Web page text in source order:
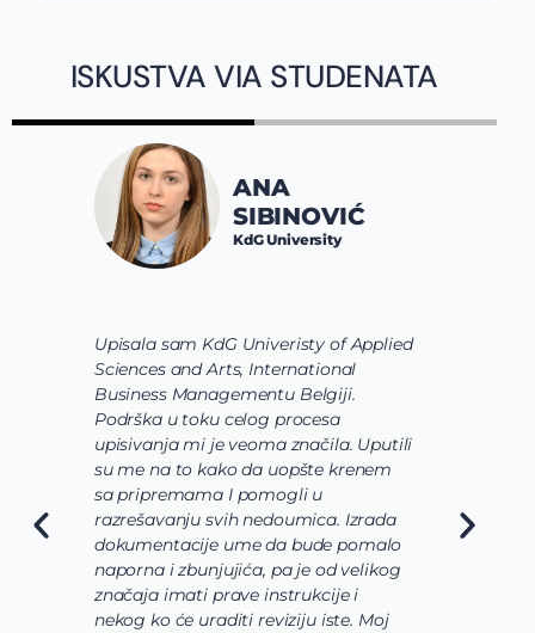
ISKUSTVA VIA STUDENATA
Upisala sam KdG Univeristy of Applied
Sciences and Arts, International
Business Managementu Belgiji.
Podrška u toku celog procesa
upisivanja mi je veoma značila. Uputili
su me na to kako da uopšte krenem
sa pripremama I pomogli u
razrešavanju svih nedoumica. Izrada
dokumentacije ume da bude pomalo
naporna i zbunjujića, pa je od velikog
značaja imati prave instrukcije i
nekog ko će uraditi reviziju iste. Moj
ANA
SIBINOVIĆ
KdG University